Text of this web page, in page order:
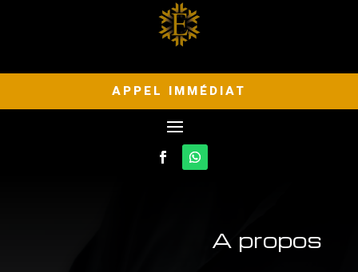
APPEL IMMÉDIAT
A propos